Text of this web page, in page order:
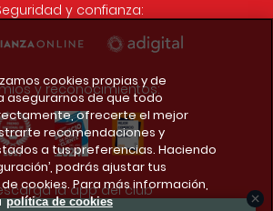
y confianza:
y reconocimientos:
la app del club
cookies propias y de
asegurarnos de que todo
ofrecerte el mejor
recomendaciones y
a tus preferencias. Haciendo
podrás ajustar tus
cookies. Para más información,
política de cookies